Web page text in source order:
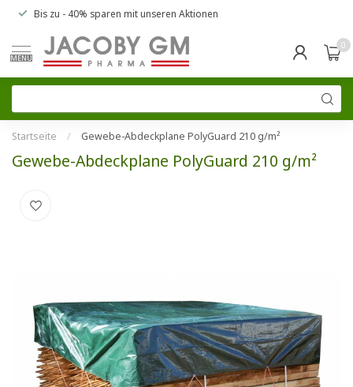
Bis zu - 40% sparen mit unseren Aktionen
MENU
0
Startseite / Gewebe-Abdeckplane PolyGuard 210 g/m²
Gewebe-Abdeckplane PolyGuard 210 g/m²